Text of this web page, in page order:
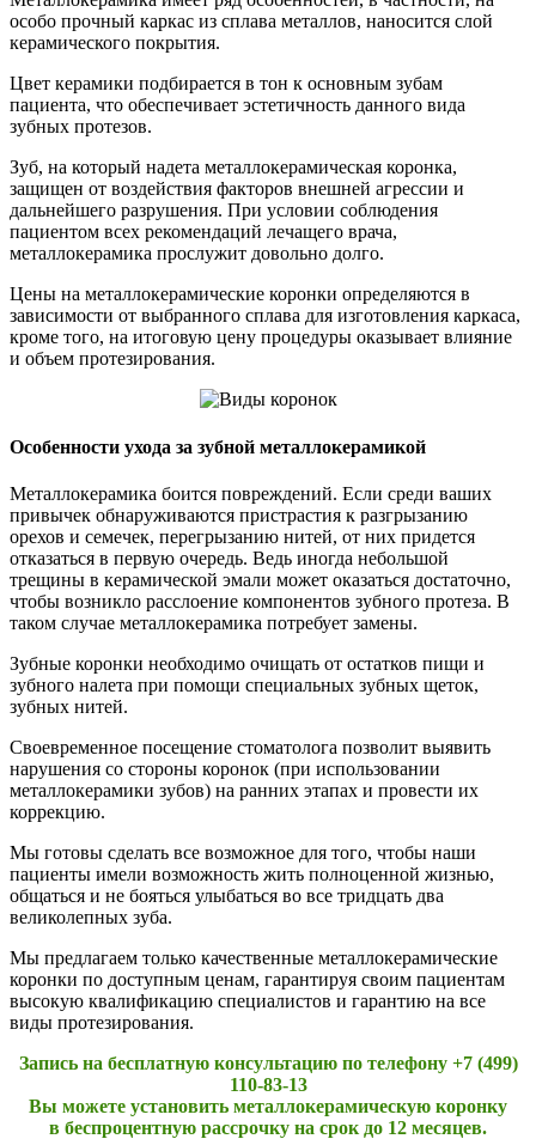
особо прочный каркас из сплава металлов, наносится слой
керамического покрытия.
Цвет керамики подбирается в тон к основным зубам
пациента, что обеспечивает эстетичность данного вида
зубных протезов.
Зуб, на который надета металлокерамическая коронка,
защищен от воздействия факторов внешней агрессии и
дальнейшего разрушения. При условии соблюдения
пациентом всех рекомендаций лечащего врача,
металлокерамика прослужит довольно долго.
Цены на металлокерамические коронки определяются в
зависимости от выбранного сплава для изготовления каркаса,
кроме того, на итоговую цену процедуры оказывает влияние
и объем протезирования.
Особенности ухода за зубной металлокерамикой
Металлокерамика боится повреждений. Если среди ваших
привычек обнаруживаются пристрастия к разгрызанию
орехов и семечек, перегрызанию нитей, от них придется
отказаться в первую очередь. Ведь иногда небольшой
трещины в керамической эмали может оказаться достаточно,
чтобы возникло расслоение компонентов зубного протеза. В
таком случае металлокерамика потребует замены.
Зубные коронки необходимо очищать от остатков пищи и
зубного налета при помощи специальных зубных щеток,
зубных нитей.
Своевременное посещение стоматолога позволит выявить
нарушения со стороны коронок (при использовании
металлокерамики зубов) на ранних этапах и провести их
коррекцию.
Мы готовы сделать все возможное для того, чтобы наши
пациенты имели возможность жить полноценной жизнью,
общаться и не бояться улыбаться во все тридцать два
великолепных зуба.
Мы предлагаем только качественные металлокерамические
коронки по доступным ценам, гарантируя своим пациентам
высокую квалификацию специалистов и гарантию на все
виды протезирования.
Запись на бесплатную консультацию по телефону +7 (499)
110-83-13
Вы можете установить металлокерамическую коронку
в беспроцентную рассрочку на срок до 12 месяцев.